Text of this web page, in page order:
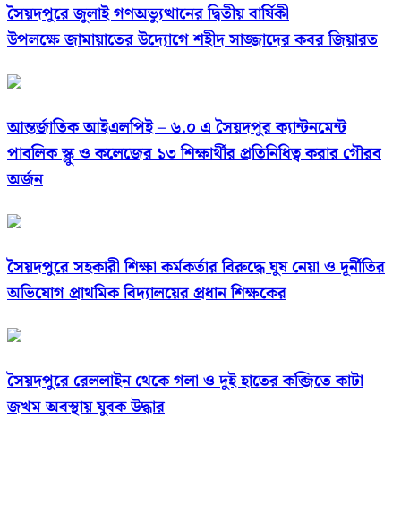
সৈয়দপুরে জুলাই গণঅভ্যুত্থানের দ্বিতীয় বার্ষিকী
উপলক্ষে জামায়াতের উদ্যোগে শহীদ সাজ্জাদের কবর জিয়ারত
আন্তর্জাতিক আইএলপিই – ৬.০ এ সৈয়দপুর ক্যান্টনমেন্ট
পাবলিক স্ক্লু ও কলেজের ১৩ শিক্ষার্থীর প্রতিনিধিত্ব করার গৌরব
অর্জন
সৈয়দপুরে সহকারী শিক্ষা কর্মকর্তার বিরুদ্ধে ঘুষ নেয়া ও দূর্নীতির
অভিযোগ প্রাথমিক বিদ্যালয়ের প্রধান শিক্ষকের
সৈয়দপুরে রেললাইন থেকে গলা ও দুই হাতের কব্জিতে কাটা
জখম অবস্থায় যুবক উদ্ধার